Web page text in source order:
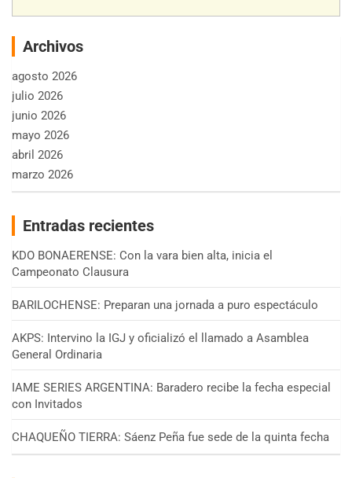
Archivos
agosto 2026
julio 2026
junio 2026
mayo 2026
abril 2026
marzo 2026
Entradas recientes
KDO BONAERENSE: Con la vara bien alta, inicia el
Campeonato Clausura
BARILOCHENSE: Preparan una jornada a puro espectáculo
AKPS: Intervino la IGJ y oficializó el llamado a Asamblea
General Ordinaria
IAME SERIES ARGENTINA: Baradero recibe la fecha especial
con Invitados
CHAQUEÑO TIERRA: Sáenz Peña fue sede de la quinta fecha